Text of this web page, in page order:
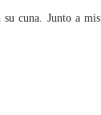
cuna. Junto a mis